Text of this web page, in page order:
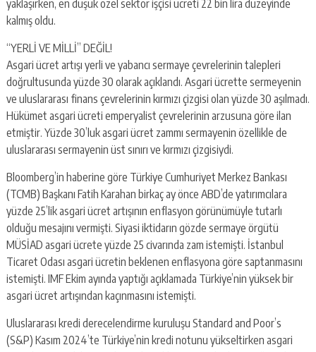
yaklaşırken, en düşük özel sektör işçisi ücreti 22 bin lira düzeyinde
kalmış oldu.
“YERLİ VE MİLLİ” DEĞİL!
Asgari ücret artışı yerli ve yabancı sermaye çevrelerinin talepleri
doğrultusunda yüzde 30 olarak açıklandı. Asgari ücrette sermeyenin
ve uluslararası finans çevrelerinin kırmızı çizgisi olan yüzde 30 aşılmadı.
Hükümet asgari ücreti emperyalist çevrelerinin arzusuna göre ilan
etmiştir. Yüzde 30’luk asgari ücret zammı sermayenin özellikle de
uluslararası sermayenin üst sınırı ve kırmızı çizgisiydi.
Bloomberg’in haberine göre Türkiye Cumhuriyet Merkez Bankası
(TCMB) Başkanı Fatih Karahan birkaç ay önce ABD’de yatırımcılara
yüzde 25’lik asgari ücret artışının enflasyon görünümüyle tutarlı
olduğu mesajını vermişti. Siyasi iktidarın gözde sermaye örgütü
MÜSİAD asgari ücrete yüzde 25 civarında zam istemişti. İstanbul
Ticaret Odası asgari ücretin beklenen enflasyona göre saptanmasını
istemişti. IMF Ekim ayında yaptığı açıklamada Türkiye’nin yüksek bir
asgari ücret artışından kaçınmasını istemişti.
Uluslararası kredi derecelendirme kuruluşu Standard and Poor’s
(S&P) Kasım 2024’te Türkiye’nin kredi notunu yükseltirken asgari